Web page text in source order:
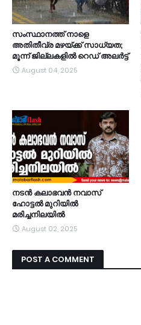
സംസ്ഥാനത്ത് നാളെ
അതിതീവ്ര മഴയ്ക്ക് സാധ്യത;
മൂന്ന് ജില്ലകളിൽ റെഡ് അലർട്ട്
August 04, 2025
നടൻ കലാഭവൻ നവാസ്
ഹോട്ടൽ മുറിയിൽ
മരിച്ചനിലയിൽ
August 02, 2025
POST A COMMENT